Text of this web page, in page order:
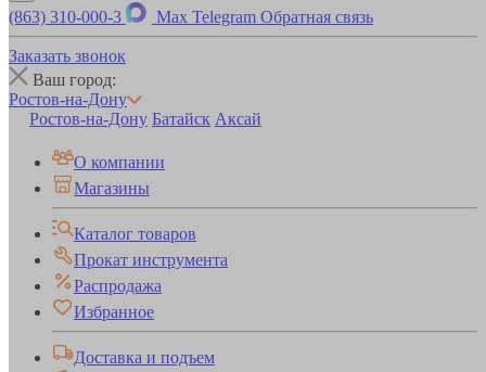
(863) 310-000-3 Max Telegram Обратная связь
Заказать звонок
Ваш город:
Ростов-на-Дону
Ростов-на-Дону Батайск Аксай
О компании
Магазины
Каталог товаров
Прокат инструмента
Распродажа
Избранное
Доставка и подъем